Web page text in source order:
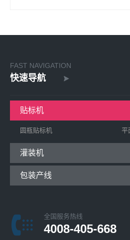
FAST NAVIGATION
快速导航
贴标机
圆瓶贴标机 平
灌装机
包装产线
全国服务热线
4008-405-668